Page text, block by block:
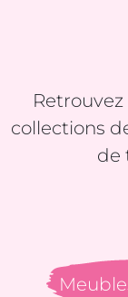
collections
de